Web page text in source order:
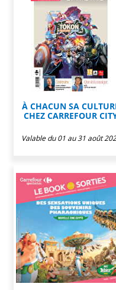
À CHACUN SA
CHEZ CARREFOUR
Valable du 01 au 31 août